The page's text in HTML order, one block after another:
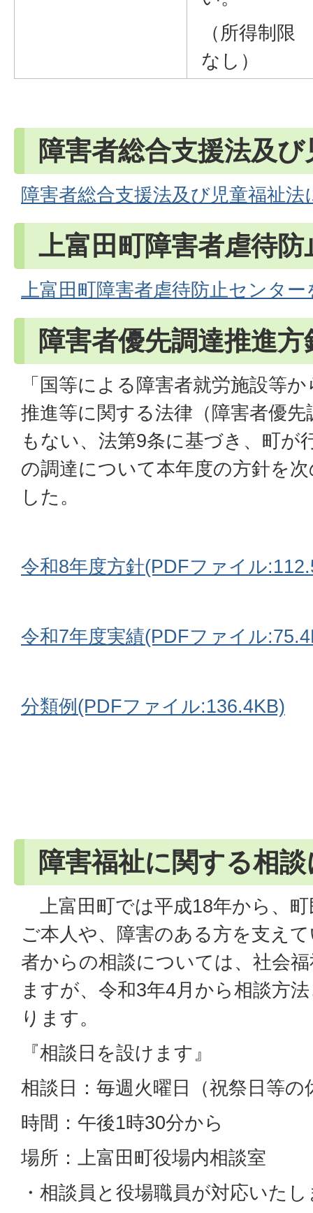
（所得制限
なし）
障害者総合支援法及
障害者総合支援法及び児童福祉法
上富田町障害者虐待
上富田町障害者虐待防止センタ
障害者優先調達推進
「国等による障害者就労施設等
推進等に関する法律（障害者優
もない、法第9条に基づき、町が
の調達について本年度の方針を
した。
令和8年度方針(PDFファイル
令和7年度実績(PDFファイル
分類例(PDFファイル:136.4KB)
障害福祉に関する相
上富田町では平成18年から、
ご本人や、障害のある方を支え
者からの相談については、社会
ますが、令和3年4月から相談方
ります。
『相談日を設けます』
相談日：毎週火曜日（祝祭日等の
時間：午後1時30分から
場所：上富田町役場内相談室
・相談員と役場職員が対応いた